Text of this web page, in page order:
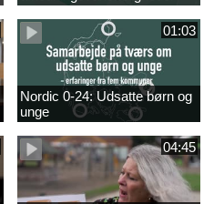
præsentationsfilm
01:03
Nordic 0-24: Udsatte børn og
unge
04:45